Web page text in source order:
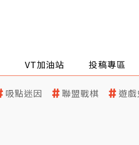
VT加油站 投稿專區
吸點迷因 聯盟戰棋 遊